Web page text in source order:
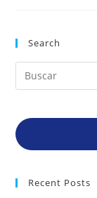
Search
Recent Posts